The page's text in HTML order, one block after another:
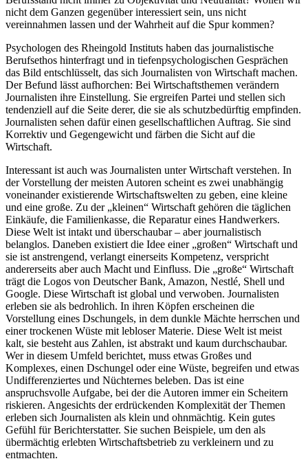
nicht dem Ganzen gegenüber interessiert sein, uns nicht
vereinnahmen lassen und der Wahrheit auf die Spur kommen?
Psychologen des Rheingold Instituts haben das journalistische
Berufsethos hinterfragt und in tiefenpsychologischen Gesprächen
das Bild entschlüsselt, das sich Journalisten von Wirtschaft machen.
Der Befund lässt aufhorchen: Bei Wirtschaftsthemen verändern
Journalisten ihre Einstellung. Sie ergreifen Partei und stellen sich
tendenziell auf die Seite derer, die sie als schutzbedürftig empfinden.
Journalisten sehen dafür einen gesellschaftlichen Auftrag. Sie sind
Korrektiv und Gegengewicht und färben die Sicht auf die
Wirtschaft.
Interessant ist auch was Journalisten unter Wirtschaft verstehen. In
der Vorstellung der meisten Autoren scheint es zwei unabhängig
voneinander existierende Wirtschaftswelten zu geben, eine kleine
und eine große. Zu der „kleinen“ Wirtschaft gehören die täglichen
Einkäufe, die Familienkasse, die Reparatur eines Handwerkers.
Diese Welt ist intakt und überschaubar – aber journalistisch
belanglos. Daneben existiert die Idee einer „großen“ Wirtschaft und
sie ist anstrengend, verlangt einerseits Kompetenz, verspricht
andererseits aber auch Macht und Einfluss. Die „große“ Wirtschaft
trägt die Logos von Deutscher Bank, Amazon, Nestlé, Shell und
Google. Diese Wirtschaft ist global und verwoben. Journalisten
erleben sie als bedrohlich. In ihren Köpfen erscheinen die
Vorstellung eines Dschungels, in dem dunkle Mächte herrschen und
einer trockenen Wüste mit lebloser Materie. Diese Welt ist meist
kalt, sie besteht aus Zahlen, ist abstrakt und kaum durchschaubar.
Wer in diesem Umfeld berichtet, muss etwas Großes und
Komplexes, einen Dschungel oder eine Wüste, begreifen und etwas
Undifferenziertes und Nüchternes beleben. Das ist eine
anspruchsvolle Aufgabe, bei der die Autoren immer ein Scheitern
riskieren. Angesichts der erdrückenden Komplexität der Themen
erleben sich Journalisten als klein und ohnmächtig. Kein gutes
Gefühl für Berichterstatter. Sie suchen Beispiele, um den als
übermächtig erlebten Wirtschaftsbetrieb zu verkleinern und zu
entmachten.